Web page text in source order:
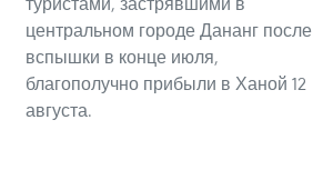
центральном городе Дананг после
вспышки в конце июля,
благополучно прибыли в Ханой 12
августа.